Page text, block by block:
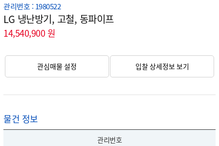
관리번호 : 1980522
LG 냉난방기, 고철, 동파이프
14,540,900 원
관심매물 설정 입찰 상세정보 보기
물건 정보
관리번호